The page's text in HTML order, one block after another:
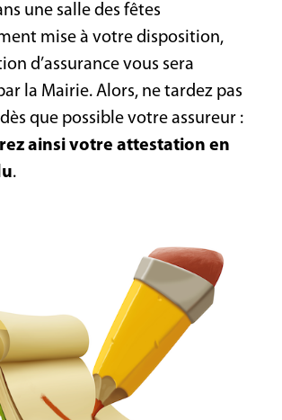
une salle des fêtes
mise à votre disposition,
d’assurance vous sera
la Mairie. Alors, ne tardez pas
que possible votre assureur :
ainsi votre attestation en
.